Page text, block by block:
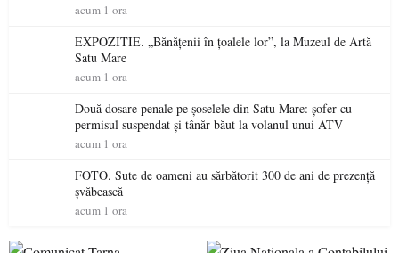
acum 1 ora
EXPOZITIE. „Bănățenii în țoalele lor”, la Muzeul de Artă
Satu Mare
acum 1 ora
Două dosare penale pe șoselele din Satu Mare: șofer cu
permisul suspendat și tânăr băut la volanul unui ATV
acum 1 ora
FOTO. Sute de oameni au sărbătorit 300 de ani de prezență
șvăbească
acum 1 ora